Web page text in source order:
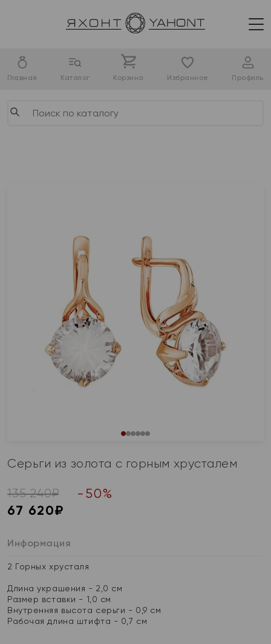
Главная Каталог Корзина Избранное Профиль
Серьги из золота с горным хрусталем
135 240₽ - 50%
67 620₽
Информация
2 Горных хрусталя
Длина украшения - 2,0 см
Размер вставки - 1,0 см
Внутренняя высота серьги - 0,9 см
Рабочая длина штифта - 0,7 см